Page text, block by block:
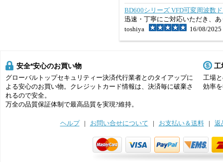
BD600シリーズ VFD可変周波数
迅速・丁寧にご対応いただき、
toshiya
16/08/2025
安全*安心のお買い物
グローバルトップセキュリティー決済代行業者とのタイアップに
よる安心のお買い物。クレジットカード情報は、決済毎に破棄さ
れるので安全。
万全の品質保証体制で最高品質を実現?維持。
工
工場
効率
ヘルプ | お問い合せについて | お支払い＆送料 | 返